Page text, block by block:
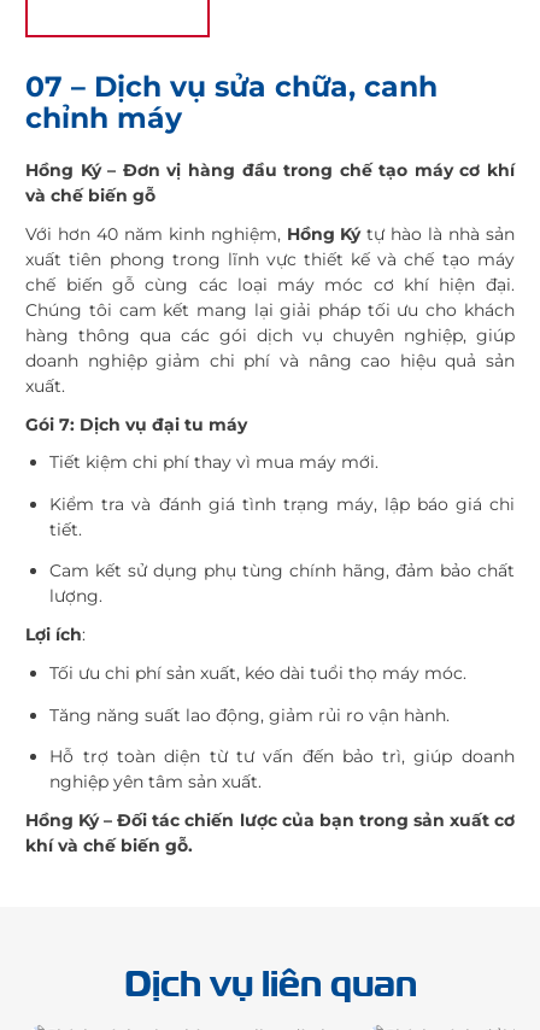
07 – Dịch vụ sửa chữa, canh
chỉnh máy
Hồng Ký – Đơn vị hàng đầu trong chế tạo máy cơ khí
và chế biến gỗ
Với hơn 40 năm kinh nghiệm, Hồng Kýtự hào là nhà sản
xuất tiên phong trong lĩnh vực thiết kế và chế tạo máy
chế biến gỗ cùng các loại máy móc cơ khí hiện đại.
Chúng tôi cam kết mang lại giải pháp tối ưu cho khách
hàng thông qua các gói dịch vụ chuyên nghiệp, giúp
doanh nghiệp giảm chi phí và nâng cao hiệu quả sản
xuất.
Gói 7: Dịch vụ đại tu máy
Tiết kiệm chi phí thay vì mua máy mới.
Kiểm tra và đánh giá tình trạng máy, lập báo giá chi
tiết.
Cam kết sử dụng phụ tùng chính hãng, đảm bảo chất
lượng.
Lợi ích:
Tối ưu chi phí sản xuất, kéo dài tuổi thọ máy móc.
Tăng năng suất lao động, giảm rủi ro vận hành.
Hỗ trợ toàn diện từ tư vấn đến bảo trì, giúp doanh
nghiệp yên tâm sản xuất.
Hồng Ký – Đối tác chiến lược của bạn trong sản xuất cơ
khí và chế biến gỗ.
Dịch vụ liên quan